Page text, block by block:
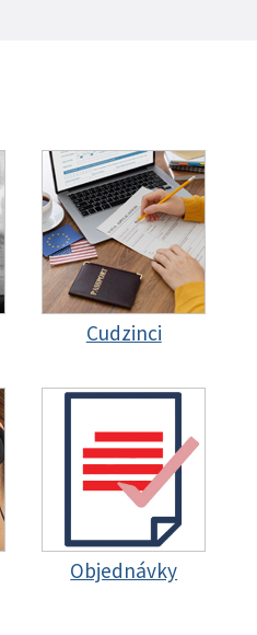
Cudzinci
Objednávky